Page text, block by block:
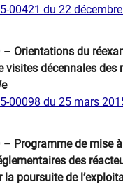
00421 du 22
– Orientations du
visites décennales des
00098 du 25 mars
– Programme de mise
des
la poursuite de